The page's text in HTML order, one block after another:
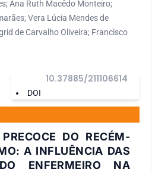
Ana Ruth Macêdo Monteiro;
Vera Lúcia Mendes de
de Carvalho Oliveira; Francisco
DOI
10.37885/211106614
DO RECÉM-
A INFLUÊNCIA DAS
ENFERMEIRO NA